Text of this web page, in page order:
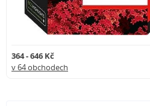
364 - 646 Kč
v 64 obchodech